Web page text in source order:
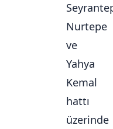
Nurtepe
ve
Yahya
Kemal
hattı
üzerinde